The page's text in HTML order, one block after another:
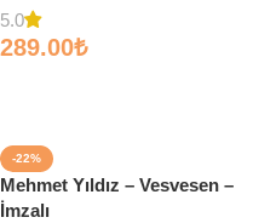
5.0
289.00₺
-22%
Mehmet Yıldız – Vesvesen –
İmzalı